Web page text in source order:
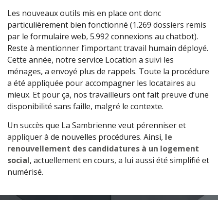
Les nouveaux outils mis en place ont donc
particulièrement bien fonctionné (1.269 dossiers remis
par le formulaire web, 5.992 connexions au chatbot).
Reste à mentionner l’important travail humain déployé.
Cette année, notre service Location a suivi les
ménages, a envoyé plus de rappels. Toute la procédure
a été appliquée pour accompagner les locataires au
mieux. Et pour ça, nos travailleurs ont fait preuve d’une
disponibilité sans faille, malgré le contexte.
Un succès que La Sambrienne veut pérenniser et
appliquer à de nouvelles procédures. Ainsi, le
renouvellement des candidatures à un logement
social, actuellement en cours, a lui aussi été simplifié et
numérisé.